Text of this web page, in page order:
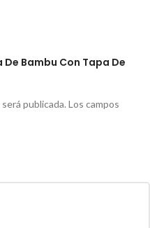
Bambu Con Tapa De
publicada. Los campos